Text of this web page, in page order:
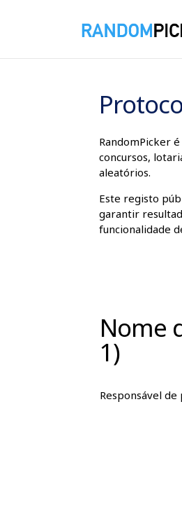
RandomPicker
concursos,
aleatórios.
Este registo
garantir
funcionalidade
Nome
1)
Responsável